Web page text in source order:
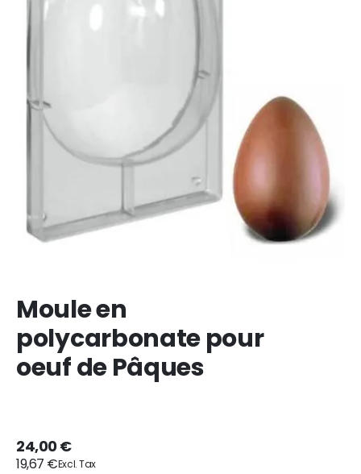
Moule en
polycarbonate pour
oeuf de Pâques
24,00 €
19,67 €